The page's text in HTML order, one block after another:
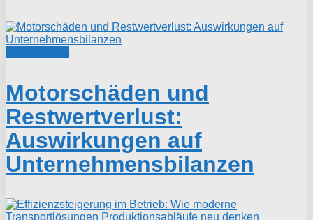
Motorschäden und
Restwertverlust:
Auswirkungen auf
Unternehmensbilanzen